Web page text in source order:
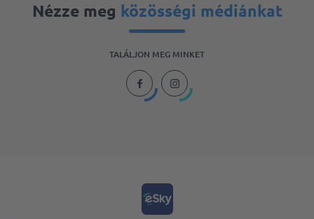
Nézze meg közösségi médiánkat
TALÁLJON MEG MINKET